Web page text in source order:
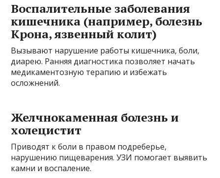
Воспалительные заболевания
кишечника (например, болезнь
Крона, язвенный колит)
Вызывают нарушение работы кишечника, боли,
диарею. Ранняя диагностика позволяет начать
медикаментозную терапию и избежать
осложнений.
Желчнокаменная болезнь и
холецистит
Приводят к боли в правом подреберье,
нарушению пищеварения. УЗИ помогает выявить
камни и воспаление.